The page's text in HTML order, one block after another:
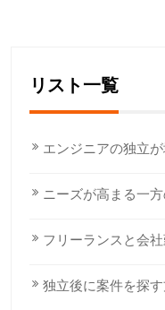
リスト一覧
エンジニアの独立
ニーズが高まる一
フリーランスと会
独立後に案件を探